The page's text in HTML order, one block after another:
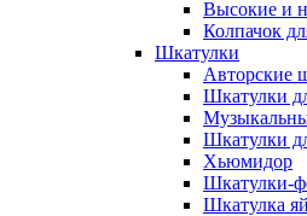
Высокие и
Колпачок
Шкатулки
Авторские
Шкатулки
Шкатулки
Хьюмидор
Шкатулки-
Шкатулка